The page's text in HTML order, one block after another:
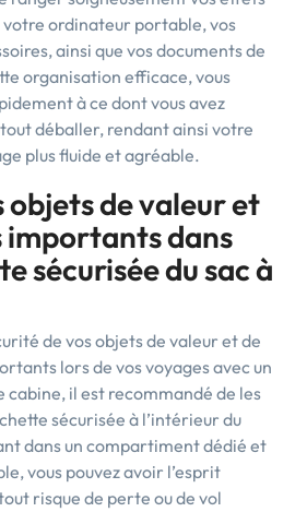
votre ordinateur portable, vos
ainsi que vos documents de
organisation efficace, vous
à ce dont vous avez
déballer, rendant ainsi votre
plus fluide et agréable.
objets de valeur et
importants dans
sécurisée du sac à
de vos objets de valeur et de
lors de vos voyages avec un
cabine, il est recommandé de les
sécurisée à l’intérieur du
dans un compartiment dédié et
vous pouvez avoir l’esprit
risque de perte ou de vol